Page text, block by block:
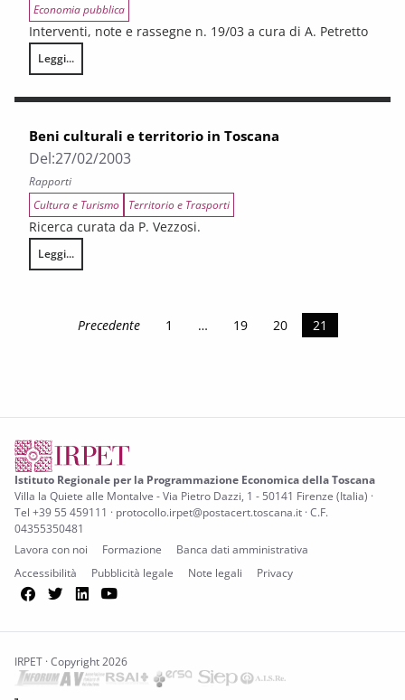
Economia pubblica
Interventi, note e rassegne n. 19/03 a cura di A. Petretto
Leggi...
Le entrate delle Regioni e degli Enti Locali secondo il nuovo art. 119
Beni culturali e territorio in Toscana
Del:27/02/2003
Rapporti
Cultura e Turismo
Territorio e Trasporti
Ricerca curata da P. Vezzosi.
Leggi...
Beni culturali e territorio in Toscana
Precedente 1 … 19 20 21
Istituto Regionale per la Programmazione Economica della Toscana
Villa la Quiete alle Montalve - Via Pietro Dazzi, 1 - 50141 Firenze (Italia) ·
Tel +39 55 459111 · protocollo.irpet@postacert.toscana.it · C.F.
04355350481
Lavora con noi
Formazione
Banca dati amministrativa
Accessibilità
Pubblicità legale Note legali Privacy
Facebook
TwitterLinkedIn
IRPET · Copyright 2026